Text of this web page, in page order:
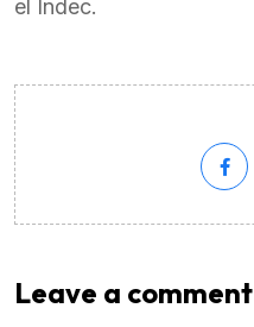
el Indec.
Leave a comment